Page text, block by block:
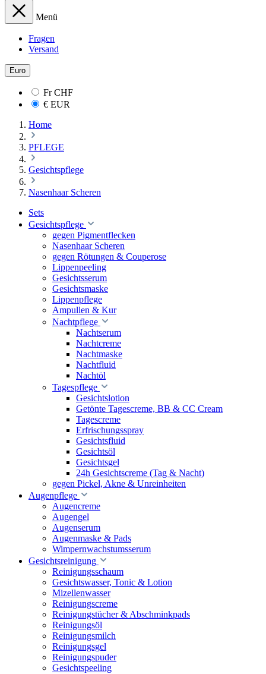
Menü
Fragen
Versand
Euro
FrCHF
€ EUR
Home
PFLEGE
Gesichtspflege
Nasenhaar Scheren
Sets
Gesichtspflege
gegen Pigmentflecken
Nasenhaar Scheren
gegen Rötungen & Couperose
Lippenpeeling
Gesichtsserum
Gesichtsmaske
Lippenpflege
Ampullen & Kur
Nachtpflege
Nachtserum
Nachtcreme
Nachtmaske
Nachtfluid
Nachtöl
Tagespflege
Gesichtslotion
Getönte Tagescreme, BB & CC Cream
Tagescreme
Erfrischungsspray
Gesichtsfluid
Gesichtsöl
Gesichtsgel
24h Gesichtscreme (Tag & Nacht)
gegen Pickel, Akne & Unreinheiten
Augenpflege
Augencreme
Augengel
Augenserum
Augenmaske & Pads
Wimpernwachstumsserum
Gesichtsreinigung
Reinigungsschaum
Gesichtswasser, Tonic & Lotion
Mizellenwasser
Reinigungscreme
Reinigungstücher & Abschminkpads
Reinigungsöl
Reinigungsmilch
Reinigungsgel
Reinigungspuder
Gesichtspeeling